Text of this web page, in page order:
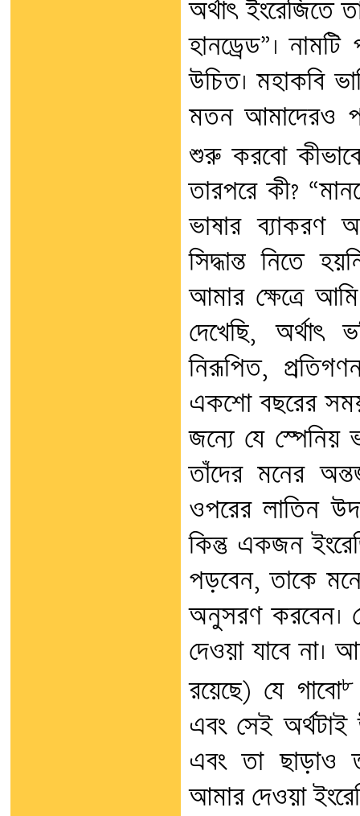
অর্থাৎ ইংরেজিতে
হানড্রেড”।
উচিত। মহাকবি
মতন আমাদেরও
শুরু করবো
তারপরে কী?
ভাষার ব্যাকরণ
সিদ্ধান্ত নিতে
আমার ক্ষেত্রে
দেখেছি, অর্থাৎ
নিরূপিত,
একশো বছরের
জন্যে যে স্পেনিয়
তাঁদের মনের
ওপরের লাতিন
কিন্তু একজন
পড়বেন, তাকে মনে
অনুসরণ করবেন।
দেওয়া যাবে না।
রয়েছে) যে গাবো৮
এবং সেই অর্থটাই
এবং তা ছাড়াও
আমার দেওয়া